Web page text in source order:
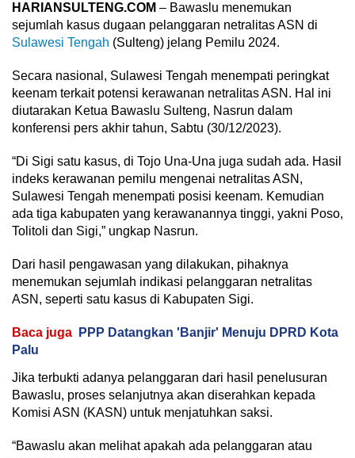
HARIANSULTENG.COM – Bawaslu menemukan
sejumlah kasus dugaan pelanggaran netralitas ASN di
Sulawesi Tengah (Sulteng) jelang Pemilu 2024.
Secara nasional, Sulawesi Tengah menempati peringkat
keenam terkait potensi kerawanan netralitas ASN. Hal ini
diutarakan Ketua Bawaslu Sulteng, Nasrun dalam
konferensi pers akhir tahun, Sabtu (30/12/2023).
“Di Sigi satu kasus, di Tojo Una-Una juga sudah ada. Hasil
indeks kerawanan pemilu mengenai netralitas ASN,
Sulawesi Tengah menempati posisi keenam. Kemudian
ada tiga kabupaten yang kerawanannya tinggi, yakni Poso,
Tolitoli dan Sigi,” ungkap Nasrun.
Dari hasil pengawasan yang dilakukan, pihaknya
menemukan sejumlah indikasi pelanggaran netralitas
ASN, seperti satu kasus di Kabupaten Sigi.
Baca juga
PPP Datangkan 'Banjir' Menuju DPRD Kota
Palu
Jika terbukti adanya pelanggaran dari hasil penelusuran
Bawaslu, proses selanjutnya akan diserahkan kepada
Komisi ASN (KASN) untuk menjatuhkan saksi.
“Bawaslu akan melihat apakah ada pelanggaran atau